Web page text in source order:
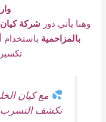
وهنا يأتي دور شركة كيان
بالمزاحمية باستخدام
مع كيان
نكشف التسرب